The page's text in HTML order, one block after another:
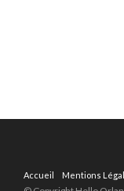
Accueil Mentions